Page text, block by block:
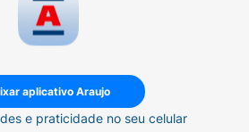
aplicativo Araujo
e praticidade no seu celular